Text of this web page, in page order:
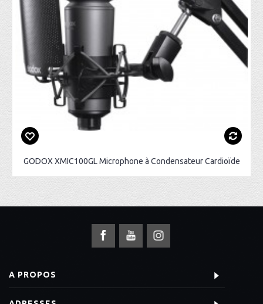
GODOX XMIC100GL Microphone à Condensateur Cardioïde
A PROPOS